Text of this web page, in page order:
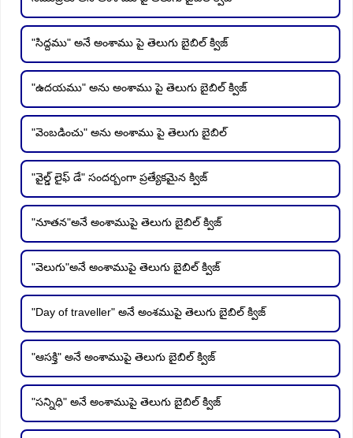
"సిద్దము" అనే అంశాము పై తెలుగు బైబిల్ క్విజ్
"ఉదయము" అను అంశాము పై తెలుగు బైబిల్ క్విజ్
"వెంబడించు" అను అంశాము పై తెలుగు బైబిల్
"వైల్డ్ లైఫ్ డే" సందర్బంగా ప్రత్యేకమైన క్విజ్
"నూతన"అనే అంశాముపై తెలుగు బైబిల్ క్విజ్
"వెలుగు"అనే అంశాముపై తెలుగు బైబిల్ క్విజ్
"Day of traveller" అనే అంశముపై తెలుగు బైబిల్ క్విజ్
"ఆసక్తి" అనే అంశాముపై తెలుగు బైబిల్ క్విజ్
"సన్నిధి" అనే అంశాముపై తెలుగు బైబిల్ క్విజ్